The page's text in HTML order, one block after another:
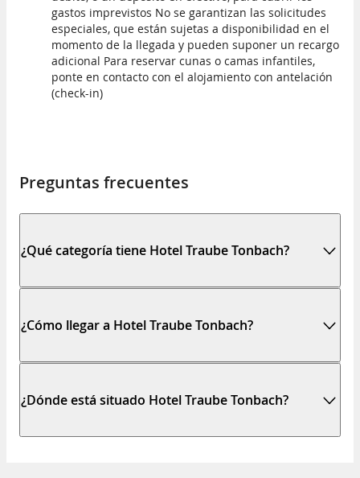
gastos imprevistos No se garantizan las solicitudes
especiales, que están sujetas a disponibilidad en el
momento de la llegada y pueden suponer un recargo
adicional Para reservar cunas o camas infantiles,
ponte en contacto con el alojamiento con antelación
(check-in)
Preguntas frecuentes
¿Qué categoría tiene Hotel Traube Tonbach?
¿Cómo llegar a Hotel Traube Tonbach?
¿Dónde está situado Hotel Traube Tonbach?